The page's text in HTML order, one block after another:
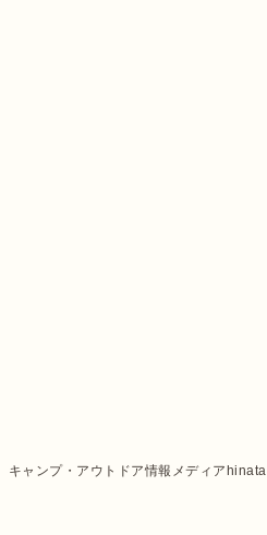
キャンプ・アウトドア情報メディアhinata